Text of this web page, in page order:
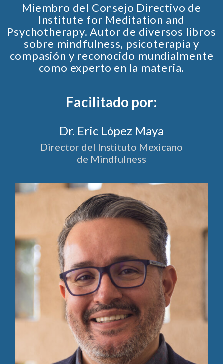
Miembro del Consejo Directivo de
Institute for Meditation and
Psychotherapy. Autor de diversos libros
sobre mindfulness, psicoterapia y
compasión y reconocido mundialmente
como experto en la materia.
Facilitado por:
Dr. Eric López Maya
Director del Instituto Mexicano
de Mindfulness